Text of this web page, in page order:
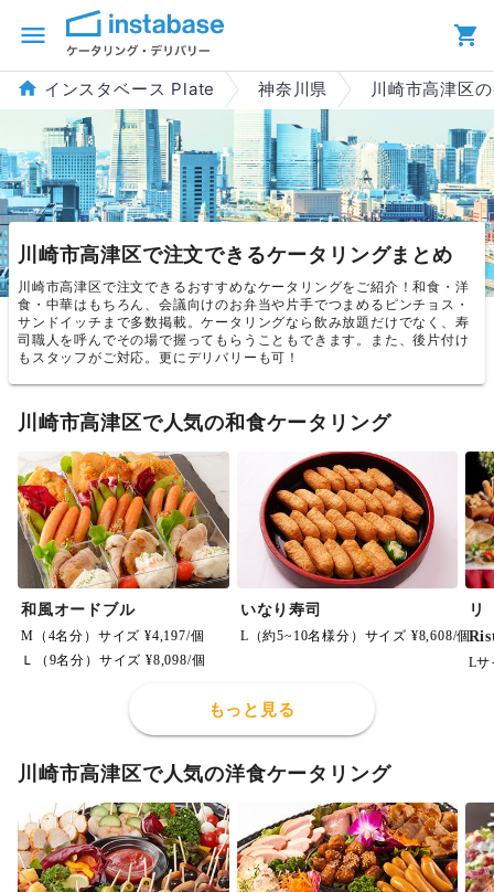
インスタベース Plate 神奈川県 川崎市高津区
川崎市高津区で注文できるケータリングまとめ
川崎市高津区で注文できるおすすめなケータリングをご紹介！和食・洋
食・中華はもちろん、会議向けのお弁当や片手でつまめるピンチョス・
サンドイッチまで多数掲載。ケータリングなら飲み放題だけでなく、寿
司職人を呼んでその場で握ってもらうこともできます。また、後片付け
もスタッフがご対応。更にデリバリーも可！
川崎市高津区で人気の和食ケータリング
和風オードブル
M（4名分）サイズ ¥4,197/個
Ｌ（9名分）サイズ ¥8,098/個
いなり寿司
L（約5~10名様分）サイズ ¥8,608/個
Lサ
もっと見る
川崎市高津区で人気の洋食ケータリング